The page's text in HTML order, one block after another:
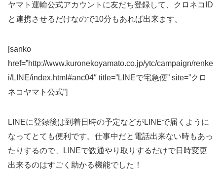
ヤマト運輸公式アカウントに友だち登録して、クロネコID
と連携させるだけなので10分もあれば出来ます。
[sanko
href=”http://www.kuronekoyamato.co.jp/ytc/campaign/renke
i/LINE/index.html#anc04″ title=”LINEで宅急便” site=”クロ
ネコヤマト公式”]
LINEに登録後は到着日時の予定などがLINEで届くように
なってとても便利です。仕事中だと電話出来ない時もあっ
たりするので、LINEで数通やり取りするだけで日時変更
出来るのはすごく助かる機能でした！